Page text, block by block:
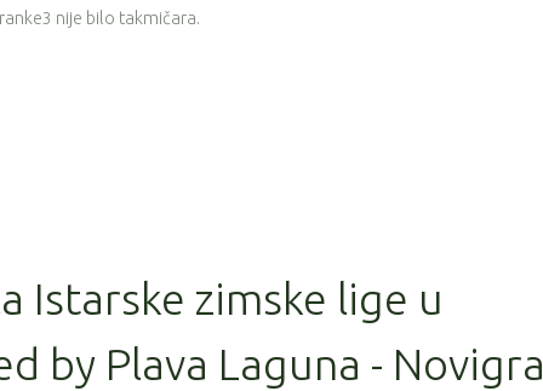
nije bilo takmičara.
Istarske zimske lige u
by Plava Laguna -